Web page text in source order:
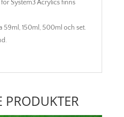
System3 Acrylics finns
59ml, 150ml, 500ml och set.
PRODUKTER